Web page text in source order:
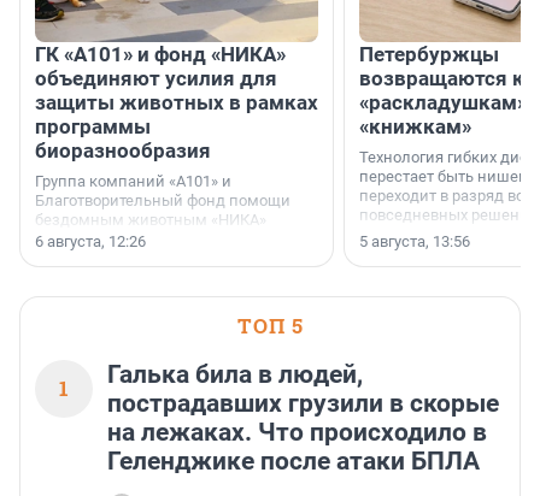
ГК «А101» и фонд «НИКА»
объединяют усилия для
защиты животных в рамках
программы
биоразнообразия
Группа компаний «А101» и
Благотворительный фонд помощи
бездомным животным «НИКА»
заключили соглашение о
6 августа, 12:26
Петербуржцы
возвращаются к
«раскладушкам»
«книжкам»
Технология гибких
перестает быть
переходит в разряд
повседневных
5 августа, 13:56
ТОП 5
1
Галька била в людей,
пострадавших грузили в скорые
на лежаках. Что происходило в
Геленджике после атаки БПЛА